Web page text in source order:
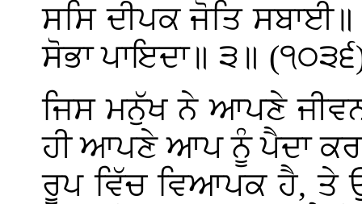
ਸਸਿ ਦੀਪਕ ਜੋਤਿ
ਸੋਭਾ ਪਾਇਦਾ॥ ੩॥
ਜਿਸ ਮਨੁੱਖ ਨੇ ਆਪਣੇ
ਹੀ ਆਪਣੇ ਆਪ ਨੂੰ ਪੈਦਾ
ਰੂਪ ਵਿੱਚ ਵਿਆਪਕ ਹੈ, ਤੇ